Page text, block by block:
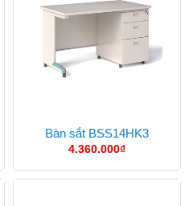
Bàn sắt BSS14HK3
4.360.000₫